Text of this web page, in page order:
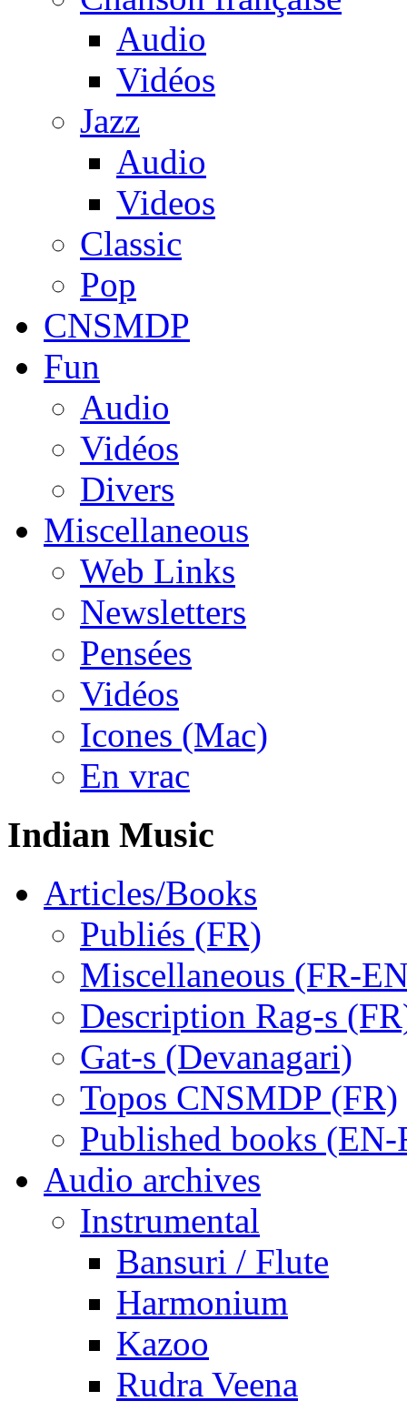
Audio
Vidéos
Jazz
Audio
Videos
Classic
Pop
CNSMDP
Fun
Audio
Vidéos
Divers
Miscellaneous
Web Links
Newsletters
Pensées
Vidéos
Icones (Mac)
En vrac
Indian Music
Articles/Books
Publiés (FR)
Miscellaneous (FR-
Description Rag-s
Gat-s (Devanagari)
Topos CNSMDP (FR)
Published books (EN-
Audio archives
Instrumental
Bansuri / Flute
Harmonium
Kazoo
Rudra Veena